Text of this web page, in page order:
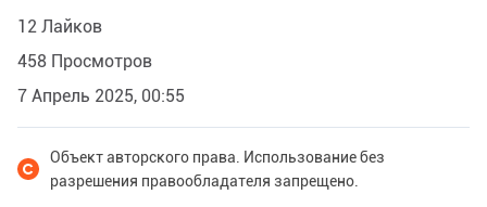
12 Лайков
458 Просмотров
7 Апрель 2025, 00:55
Объект авторского права. Использование без
разрешения правообладателя запрещено.